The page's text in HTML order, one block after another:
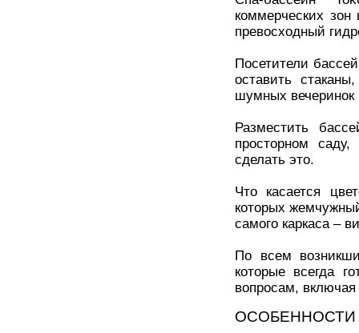
коммерческих
превосходный
Посетители
оставить
шумных
Разместить
просторном
сделать это.
Что касается
которых
самого каркаса –
По всем
которые всегда
вопросам,
ОСОБЕННОСТИ